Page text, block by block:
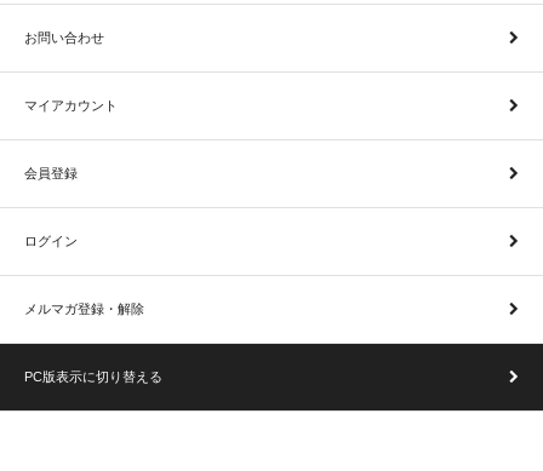
お問い合わせ
マイアカウント
会員登録
ログイン
メルマガ登録・解除
PC版表示に切り替える